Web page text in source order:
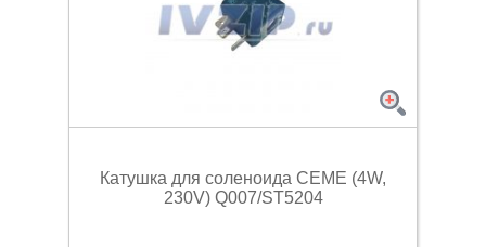
Катушка для соленоида CEME (4W,
230V) Q007/ST5204